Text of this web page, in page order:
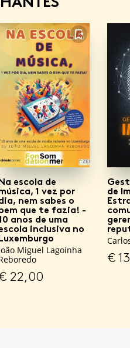
FAVORITO
escola de
1 vez por
nem sabes o
que te fazia! -
anos de uma
inclusiva no
Miguel Lagoinha
22,00
de
€